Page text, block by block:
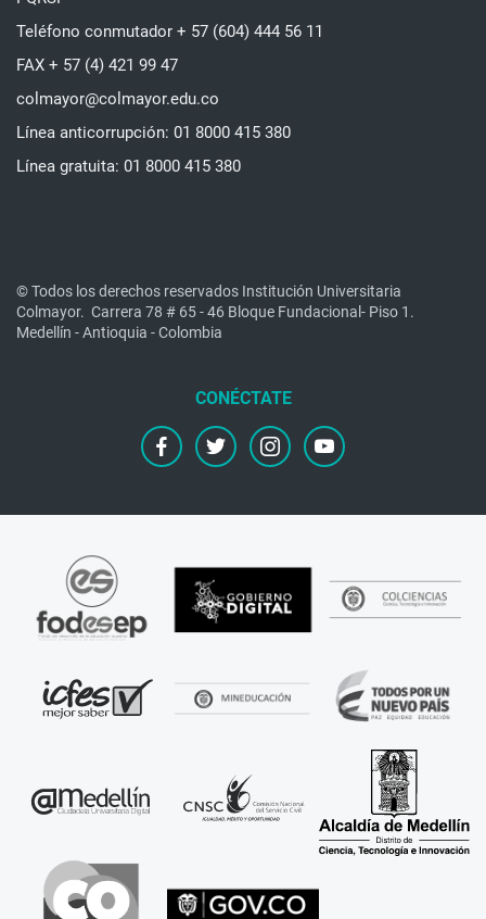
Teléfono conmutador + 57 (604) 444 56 11
FAX + 57 (4) 421 99 47
colmayor@colmayor.edu.co
Línea anticorrupción: 01 8000 415 380
Línea gratuita: 01 8000 415 380
© Todos los derechos reservados Institución Universitaria
Colmayor. Carrera 78 # 65 - 46 Bloque Fundacional- Piso 1.
Medellín - Antioquia - Colombia
facebooktwitter instagramyoutube